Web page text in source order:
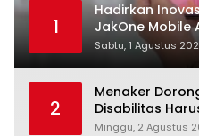
1
Hadirkan
JakOne Mobile
Raih Digital
Sabtu, 1 Agustus
2
Menaker
Disabilitas
Setara
Minggu, 2 Agustus